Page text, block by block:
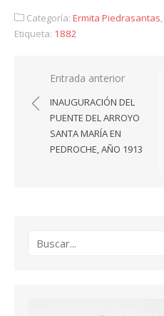
Categoría: Ermita Piedrasantas,
Etiqueta: 1882
Navegación
de
entradas
Entrada anterior
INAUGURACIÓN DEL
PUENTE DEL ARROYO
SANTA MARÍA EN
PEDROCHE, AÑO 1913
Buscar: